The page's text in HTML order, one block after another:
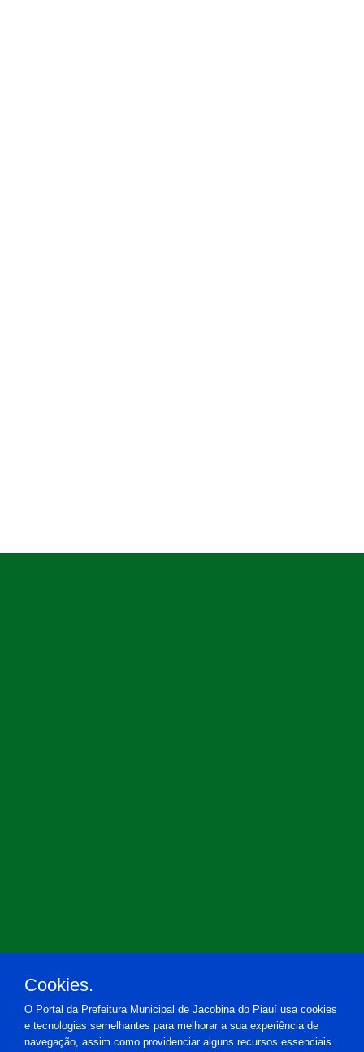
Cookies.
O Portal da Prefeitura Municipal de Jacobina do Piauí usa cookies
e tecnologias semelhantes para melhorar a sua experiência de
navegação, assim como providenciar alguns recursos essenciais.